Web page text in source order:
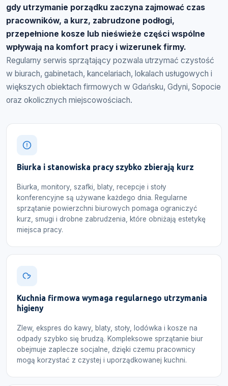
gdy utrzymanie porządku zaczyna zajmować czas
pracowników, a kurz, zabrudzone podłogi,
przepełnione kosze lub nieświeże części wspólne
wpływają na komfort pracy i wizerunek firmy.
Regularny serwis sprzątający pozwala utrzymać czystość
w biurach, gabinetach, kancelariach, lokalach usługowych i
większych obiektach firmowych w Gdańsku, Gdyni, Sopocie
oraz okolicznych miejscowościach.
Biurka i stanowiska pracy szybko zbierają kurz
Biurka, monitory, szafki, blaty, recepcje i stoły
konferencyjne są używane każdego dnia. Regularne
sprzątanie powierzchni biurowych pomaga ograniczyć
kurz, smugi i drobne zabrudzenia, które obniżają estetykę
miejsca pracy.
Kuchnia firmowa wymaga regularnego utrzymania
higieny
Zlew, ekspres do kawy, blaty, stoły, lodówka i kosze na
odpady szybko się brudzą. Kompleksowe sprzątanie biur
obejmuje zaplecze socjalne, dzięki czemu pracownicy
mogą korzystać z czystej i uporządkowanej kuchni.